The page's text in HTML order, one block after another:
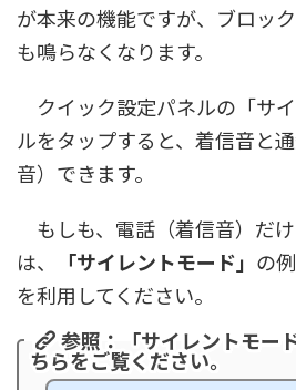
が本来の機能ですが、ブロッ
も鳴らなくなります。
クイック設定パネルの「サ
ルをタップすると、着信音と
音）できます。
もしも、電話（着信音）だ
は、
「サイレントモード」 の
を利用してください。
参照：「サイレントモー
ちらをご覧ください。